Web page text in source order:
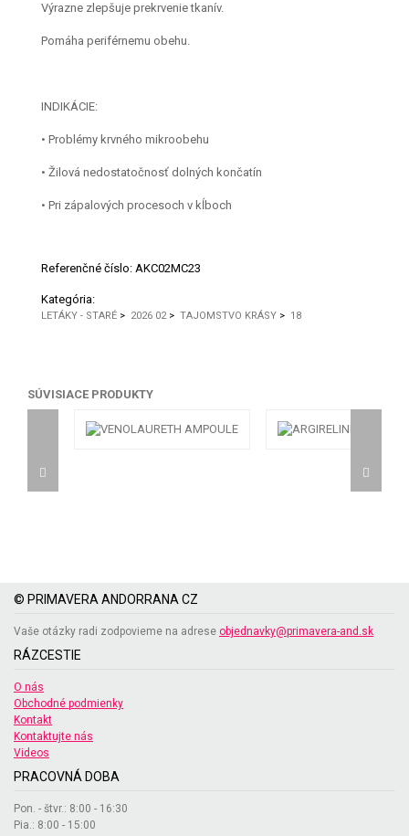
Výrazne zlepšuje prekrvenie tkanív.
Pomáha periférnemu obehu.
INDIKÁCIE:
• Problémy krvného mikroobehu
• Žilová nedostatočnosť dolných končatín
• Pri zápalových procesoch v kĺboch
Referenčné číslo: AKC02MC23
Kategória:
LETÁKY - STARÉ > 2026 02> TAJOMSTVO KRÁSY > 18
SÚVISIACE PRODUKTY
© PRIMAVERA ANDORRANA CZ
Vaše otázky radi zodpovieme na adrese objednavky@primavera-and.sk
RÁZCESTIE
O nás
Obchodné podmienky
Kontakt
Kontaktujte nás
Videos
PRACOVNÁ DOBA
Pon. - štvr.: 8:00 - 16:30
Pia.: 8:00 - 15:00